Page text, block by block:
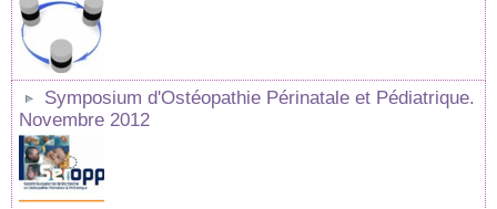
Symposium d'Ostéopathie Périnatale et Pédiatrique.
Novembre 2012